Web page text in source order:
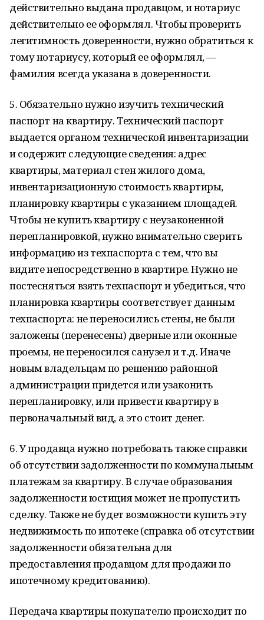
действительно выдана продавцом, и нотариус
действительно ее оформлял. Чтобы проверить
легитимность доверенности, нужно обратиться к
тому нотариусу, который ее оформлял, —
фамилия всегда указана в доверенности.
5. Обязательно нужно изучить технический
паспорт на квартиру. Технический паспорт
выдается органом технической инвентаризации
и содержит следующие сведения: адрес
квартиры, материал стен жилого дома,
инвентаризационную стоимость квартиры,
планировку квартиры с указанием площадей.
Чтобы не купить квартиру с неузаконенной
перепланировкой, нужно внимательно сверить
информацию из техпаспорта с тем, что вы
видите непосредственно в квартире. Нужно не
постесняться взять техпаспорт и убедиться, что
планировка квартиры соответствует данным
техпаспорта: не переносились стены, не были
заложены (перенесены) дверные или оконные
проемы, не переносился санузел и т.д. Иначе
новым владельцам по решению районной
администрации придется или узаконить
перепланировку, или привести квартиру в
первоначальный вид, а это стоит денег.
6. У продавца нужно потребовать также справки
об отсутствии задолженности по коммунальным
платежам за квартиру. В случае образования
задолженности юстиция может не пропустить
сделку. Также не будет возможности купить эту
недвижимость по ипотеке (справка об отсутствии
задолженности обязательна для
предоставления продавцом для продажи по
ипотечному кредитованию).
Передача квартиры покупателю происходит по